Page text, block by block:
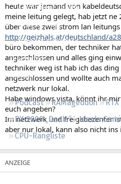
Empfohlene Inhalte
Neue Beiträge
Neueste Aktivitäten
Leserartikel
Regeln
Podcast RAMageddon
RX 9000 „Deals“
Ideale
CPU-Rangliste
heute war jemand von
meine leitung gelegt, hab jetzt ne
über diese zwei strom lan
http://geizhals.at/deutschland/
büro bekommen, der techniker
angeschlossen und alles ging
techniker weg ist hab ich das
angeschlossen und wollte auch
netzwerk nur lokal.
Habe windows vista, könnt ihr
euch angeben?
Im netzwerk und freigabezenter
aber nur lokal, kann also nicht ins